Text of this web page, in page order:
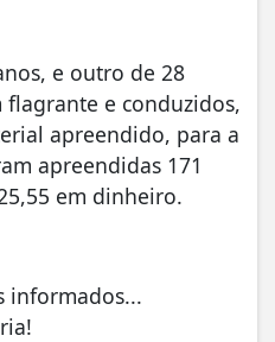
e outro de 28
e conduzidos,
apreendido, para a
apreendidas 171
em dinheiro.
informados...